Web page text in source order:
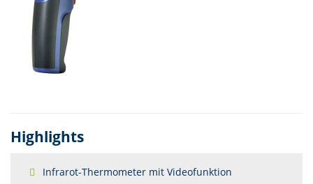
Highlights
Infrarot-Thermometer mit Videofunktion